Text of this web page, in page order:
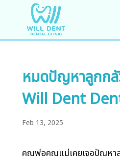
หมดปัญหาลูกก
Will Dent
Feb 13, 2025
คุณพ่อคุณแม่เคยเจอปัญหา